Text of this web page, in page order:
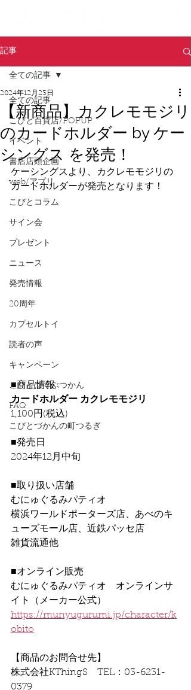
記事
全ての記事
こびと百貨店/POPUP
イベント
書店店頭企画
web/アプリ
こびとコラム
サイン会
プレゼント
ニュース
発売情報
20周年
カプセルトイ
読者の声
キャンペーン
こびとはくぶつかん
FAQ
こびとづかんの町つるぎ
全ての記事
【新商品】カクレモモジリ
のカードホルダー by ケー
シングス を発売！
2024年12月23日
ケーシングスより、カクレモモジリの
カードホルダーが発売となります！
■商品情報
カードホルダー カクレモモジリ
1,100円(税込)
■発売日
2024年12月中旬
■取り扱い店舗
むにゅぐるみパティオ
横浜ワールドポーターズ店、あべのキ
ューズモール店、近鉄パッセ店
雑貨流通他
■オンライン販売
むにゅぐるみパティオ　オンラインサ
イト（メーカー公式）
https://munyugurumi.jp/character/k
obito
【商品のお問合せ先】
株式会社KThingS　TEL：03-6231-
0379